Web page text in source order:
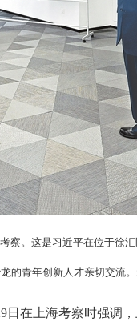
。这是习近平在位于徐
的青年创新人才亲切交流
在上海考察时强调